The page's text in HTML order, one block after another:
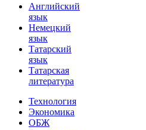
Английский
язык
Немецкий
язык
Татарский
язык
Татарская
литература
Технология
Экономика
ОБЖ